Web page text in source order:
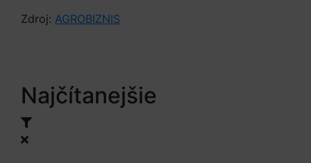
Zdroj: AGROBIZNIS
Najčítanejšie